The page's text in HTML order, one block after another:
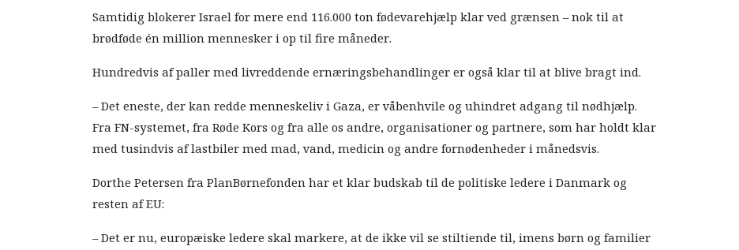
Samtidig blokerer Israel for mere end 116.000 ton fødevarehjælp klar ved grænsen – nok til at
brødføde én million mennesker i op til fire måneder.
Hundredvis af paller med livreddende ernæringsbehandlinger er også klar til at blive bragt ind.
– Det eneste, der kan redde menneskeliv i Gaza, er våbenhvile og uhindret adgang til nødhjælp.
Fra FN-systemet, fra Røde Kors og fra alle os andre, organisationer og partnere, som har holdt klar
med tusindvis af lastbiler med mad, vand, medicin og andre fornødenheder i månedsvis.
Dorthe Petersen fra PlanBørnefonden har et klar budskab til de politiske ledere i Danmark og
resten af EU:
– Det er nu, europæiske ledere skal markere, at de ikke vil se stiltiende til, imens børn og familier